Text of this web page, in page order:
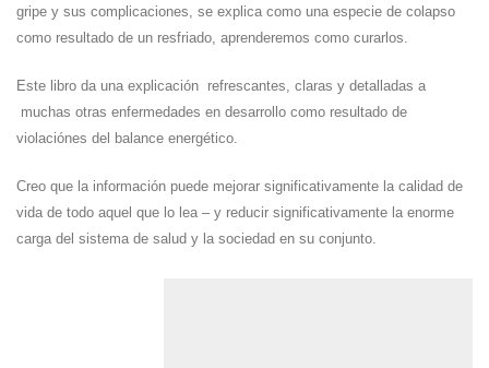
gripe y sus complicaciones, se explica como una especie de colapso
como resultado de un resfriado, aprenderemos como curarlos.
Este libro da una explicación refrescantes, claras y detalladas a
muchas otras enfermedades en desarrollo como resultado de
violaciónes del balance energético.
Creo que la información puede mejorar significativamente la calidad de
vida de todo aquel que lo lea – y reducir significativamente la enorme
carga del sistema de salud y la sociedad en su conjunto.